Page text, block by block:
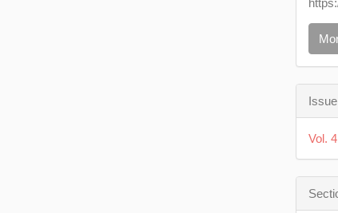
Issue
Vol.